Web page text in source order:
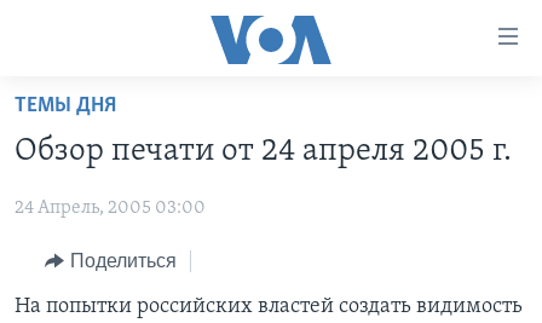
Перейти
основной
Перейти
навигации
ГЛАВНОЕ
ПРОГРАММЫ
АМЕРИКА
НОВОСТИ ЗА МИНУТУ
ИТОГИ
ПРОЕКТЫ
УЧИМ АНГЛИЙСКИЙ
НАША АМЕРИКАНСКАЯ ИСТОРИЯ
ЭКСПЕРТИЗА
ИНТЕРВЬЮ
ТЕМЫ ДНЯ
Обзор печати от 24 апреля 2005 г.
24 Апрель, 2005 03:00
Поделиться
На попытки российских властей создать видимость